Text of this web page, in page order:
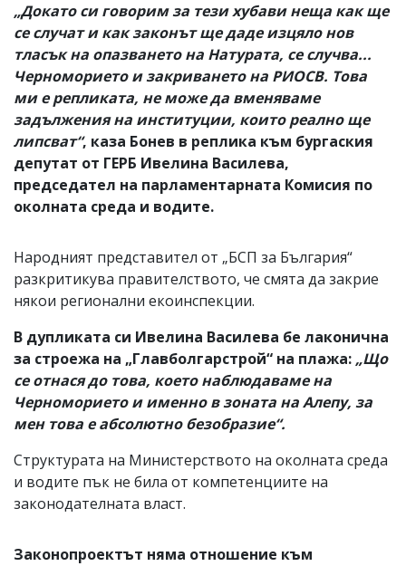
„Докато си говорим за тези хубави неща как ще
се случат и как законът ще даде изцяло нов
тласък на опазването на Натурата, се случва...
Черноморието и закриването на РИОСВ. Това
ми е репликата, не може да вменяваме
задължения на институции, които реално ще
липсват“, каза Бонев в реплика към бургаския
депутат от ГЕРБ Ивелина Василева,
председател на парламентарната Комисия по
околната среда и водите.
Народният представител от „БСП за България“
разкритикува правителството, че смята да закрие
някои регионални екоинспекции.
В дупликата си Ивелина Василева бе лаконична
за строежа на „Главболгарстрой“ на плажа: „Що
се отнася до това, което наблюдаваме на
Черноморието и именно в зоната на Алепу, за
мен това е абсолютно безобразие“.
Структурата на Министерството на околната среда
и водите пък не била от компетенциите на
законодателната власт.
Законопроектът няма отношение към